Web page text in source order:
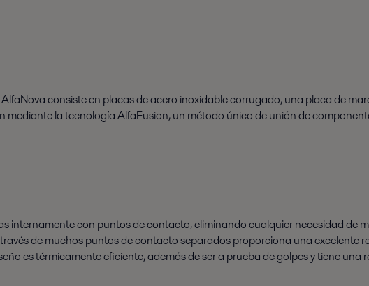
consiste en placas de acero inoxidable corrugado, una placa de
mediante la tecnología AlfaFusion, un método único de unión de
internamente con puntos de contacto, eliminando cualquier necesidad de
de muchos puntos de contacto separados proporciona una excelente
es térmicamente eficiente, además de ser a prueba de golpes y tiene